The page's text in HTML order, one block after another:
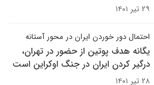
۲۹ تیر ۱۴۰۱
احتمال دور خوردن ایران در محور آستانه
یگانه هدف پوتین از حضور در تهران،
درگیر کردن ایران در جنگ اوکراین است
۲۸ تیر ۱۴۰۱